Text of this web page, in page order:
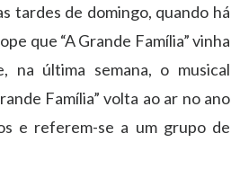
tardes de domingo, quando há
que “A Grande Família” vinha
na última semana, o musical
Família” volta ao ar no ano
e referem-se a um grupo de